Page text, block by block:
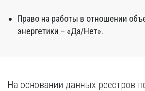
Право на работы в отношении
энергетики – «Да/Нет».
На основании данных реестров